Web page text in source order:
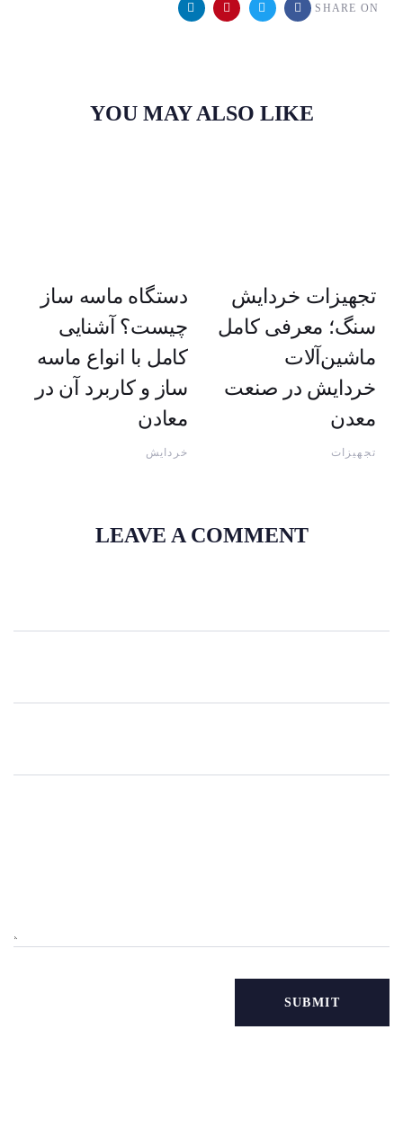
SHARE ON
YOU MAY ALSO LIKE
تجهیزات خردایش
سنگ؛ معرفی کامل
ماشین‌آلات
خردایش در صنعت
معدن
تجهیزات
دستگاه ماسه ساز
چیست؟ آشنایی
کامل با انواع ماسه
ساز و کاربرد آن در
معادن
خردایش
LEAVE A COMMENT